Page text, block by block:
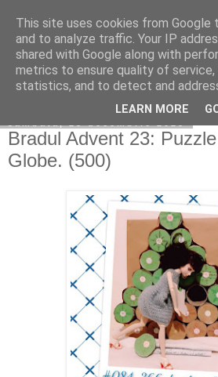
Copilarim
Bradul Advent 23:
Globe. (500)
This site uses cookies from Google
and to analyze traffic. Your IP
shared with Google along with
metrics to ensure quality of service,
statistics, and to detect and
LEARN MORE